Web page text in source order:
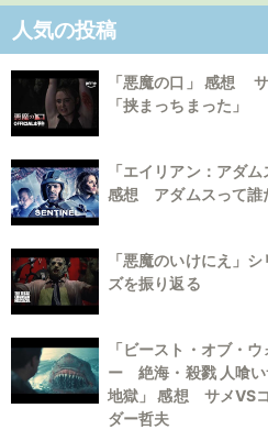
人気の投稿
「悪魔の口」 感想
「挟まっちまった」
「エイリアン：アダム
感想 アダムスって誰
「悪魔のいけにえ」シ
ズを振り返る
「ビースト・オブ・ウ
ー 絶海・殺戮 人喰い
地獄」 感想 サメVS
ダー哲夫